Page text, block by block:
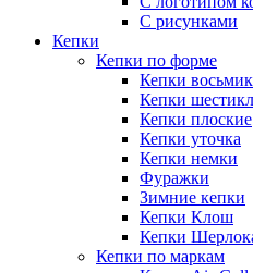
С рисунками
Кепки
Кепки по форме
Кепки
Кепки
Кепки плоские
Кепки уточка
Кепки немки
Фуражки
Зимние кепки
Кепки Клош
Кепки
Кепки по маркам